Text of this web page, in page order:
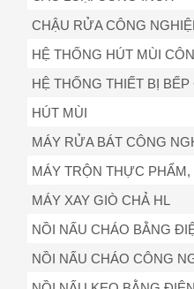
CHẬU RỬA CÔNG
HỆ THỐNG HÚT MÙI
HỆ THỐNG THIẾT BỊ
HÚT MÙI
MÁY RỬA BÁT CÔNG
MÁY TRỘN THỰC
MÁY XAY GIÒ CHẢ HL
NỒI NẤU CHÁO BẰNG
NỒI NẤU CHÁO CÔNG